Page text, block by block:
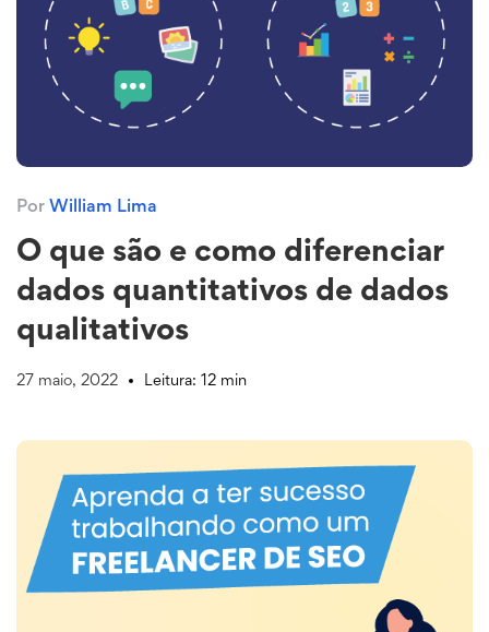
Por William Lima
O que são e como diferenciar
dados quantitativos de dados
qualitativos
27 maio, 2022 Leitura: 12 min